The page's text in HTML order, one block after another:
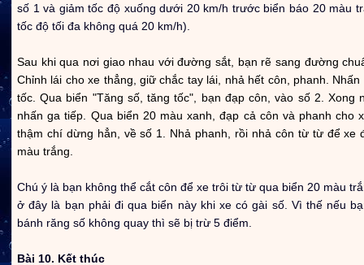
số 1 và giảm tốc độ xuống dưới 20 km/h trước biển báo 20 màu
tốc độ tối đa không quá 20 km/h).
Sau khi qua nơi giao nhau với đường sắt, bạn rẽ sang đường
Chỉnh lái cho xe thẳng, giữ chắc tay lái, nhả hết côn, phanh.
tốc. Qua biển "Tăng số, tăng tốc", bạn đạp côn, vào số 2. Xong
nhấn ga tiếp. Qua biển 20 màu xanh, đạp cả côn và phanh cho
thậm chí dừng hẳn, về số 1. Nhả phanh, rồi nhả côn từ từ để xe
màu trắng.
Chú ý là bạn không thể cắt côn để xe trôi từ từ qua biển 20 màu
ở đây là bạn phải đi qua biển này khi xe có gài số. Vì thế nếu
bánh răng số không quay thì sẽ bị trừ 5 điểm.
Bài 10. Kết thúc